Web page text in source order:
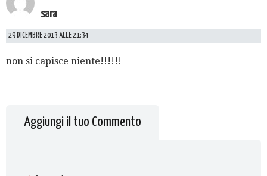
sara
29 DICEMBRE 2013 ALLE 21:34
non si capisce niente!!!!!!
Aggiungi il tuo Commento